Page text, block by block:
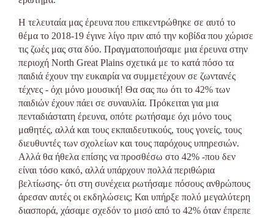
Η τελευταία μας έρευνα που επικεντρώθηκε σε αυτό το
θέμα το 2018-19 έγινε λίγο πριν από την κοβίδα που χώρισε
τις ζωές μας στα δύο. Πραγματοποιήσαμε μια έρευνα στην
περιοχή North Great Plains σχετικά με το κατά πόσο τα
παιδιά έχουν την ευκαιρία να συμμετέχουν σε ζωντανές
τέχνες - όχι μόνο μουσική! Θα σας πω ότι το 42% των
παιδιών έχουν πάει σε συναυλία. Πρόκειται για μια
πενταδιάστατη έρευνα, οπότε ρωτήσαμε όχι μόνο τους
μαθητές, αλλά και τους εκπαιδευτικούς, τους γονείς, τους
διευθυντές των σχολείων και τους παρόχους υπηρεσιών.
Αλλά θα ήθελα επίσης να προσθέσω στο 42% -που δεν
είναι τόσο κακό, αλλά υπάρχουν πολλά περιθώρια
βελτίωσης- ότι στη συνέχεια ρωτήσαμε πόσους ανθρώπους
άρεσαν αυτές οι εκδηλώσεις; Και υπήρξε πολύ μεγαλύτερη
διασπορά, χάσαμε σχεδόν το μισό από το 42% όταν έπρεπε